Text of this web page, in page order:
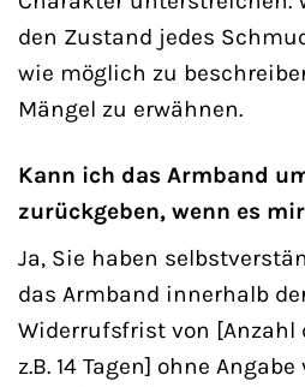
den Zustand jedes
wie möglich zu
Mängel zu erwähnen.
Kann ich das Armband
zurückgeben, wenn es
Ja, Sie haben
das Armband innerhalb
Widerrufsfrist von [Anzahl
z.B. 14 Tagen] ohne